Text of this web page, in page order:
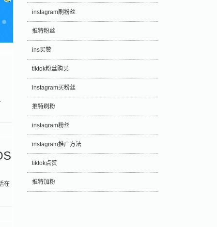
在
instagram刷粉丝
推特粉丝
ins买赞
tiktok粉丝购买
instagram买粉丝
推特刷粉
instagram粉丝
instagram推广方法
tiktok点赞
推特加粉